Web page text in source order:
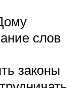
слов
законы